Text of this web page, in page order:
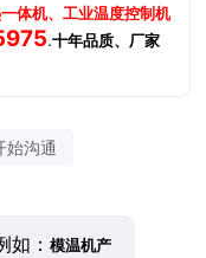
体机、工业温度控制机
.十年品质、厂家
始沟通
如： 模温机产